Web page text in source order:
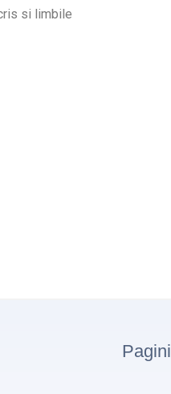
si limbile
Pagini